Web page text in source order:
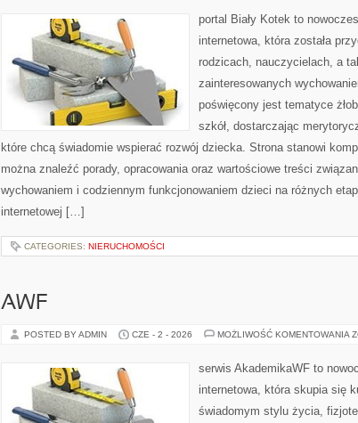
portal Biały Kotek to
internetowa, która została
rodzicach, nauczycielach, a
zainteresowanych
poświęcony jest tematyce
szkół, dostarczając
które chcą świadomie wspierać rozwój dziecka. Strona stanowi
można znaleźć porady, opracowania oraz wartościowe treści
wychowaniem i codziennym funkcjonowaniem dzieci na różnych
internetowej […]
CATEGORIES: NIERUCHOMOŚCI
AWF
POSTED BY ADMIN CZE - 2 - 2026 MOŻLIWOŚĆ KOMENTOWANIA
serwis AkademikaWF to
internetowa, która skupia się
świadomym stylu życia,